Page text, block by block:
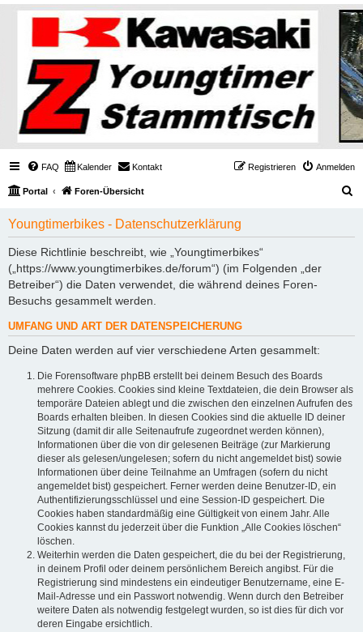
FAQ Kalender Kontakt Anmelden
Registrieren
Portal Foren-Übersicht
Youngtimerbikes - Datenschutzerklärung
Diese Richtlinie beschreibt, wie „Youngtimerbikes“
(„https://www.youngtimerbikes.de/forum“) (im Folgenden „der
Betreiber“) die Daten verwendet, die während deines Foren-
Besuchs gesammelt werden.
UMFANG UND ART DER DATENSPEICHERUNG
Deine Daten werden auf vier verschiedene Arten gesammelt:
Die Forensoftware phpBB erstellt bei deinem Besuch des Boards
mehrere Cookies. Cookies sind kleine Textdateien, die dein Browser als
temporäre Dateien ablegt und die zwischen den einzelnen Aufrufen des
Boards erhalten bleiben. In diesen Cookies sind die aktuelle ID deiner
Sitzung (damit dir alle Seitenaufrufe zugeordnet werden können),
Informationen über die von dir gelesenen Beiträge (zur Markierung
dieser als gelesen/ungelesen; sofern du nicht angemeldet bist) sowie
Informationen über deine Teilnahme an Umfragen (sofern du nicht
angemeldet bist) gespeichert. Ferner werden deine Benutzer-ID, ein
Authentifizierungsschlüssel und eine Session-ID gespeichert. Die
Cookies haben standardmäßig eine Gültigkeit von einem Jahr. Alle
Cookies kannst du jederzeit über die Funktion „Alle Cookies löschen“
löschen.
Weiterhin werden die Daten gespeichert, die du bei der Registrierung,
in deinem Profil oder deinem persönlichem Bereich angibst. Für die
Registrierung sind mindestens ein eindeutiger Benutzername, eine E-
Mail-Adresse und ein Passwort notwendig. Wenn durch den Betreiber
weitere Daten als notwendig festgelegt wurden, so ist dies für dich vor
deren Eingabe ersichtlich.